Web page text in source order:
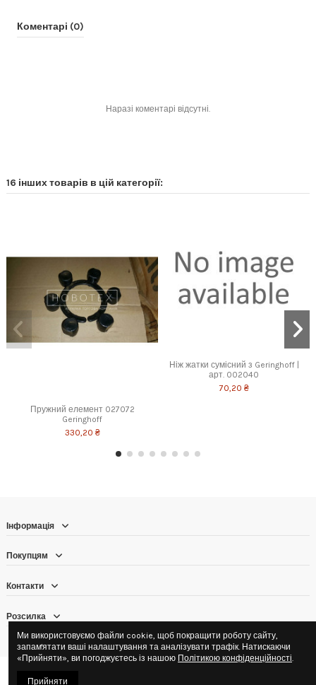
Коментарі (0)
Наразі коментарі відсутні.
16 інших товарів в цій категорії:
Пружний елемент 027072
Geringhoff
330,20 ₴
Ніж жатки сумісний з Geringhoff |
арт. 002040
70,20 ₴
Інформація
Покупцям
Контакти
Розсилка
Ми використовуємо файли cookie, щоб покращити роботу сайту,
запам'ятати ваші налаштування та аналізувати трафік. Натискаючи
«Прийняти», ви погоджуєтесь із нашою Політикою конфіденційності.
Прийняти